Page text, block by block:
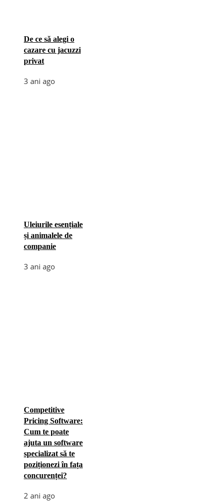
De ce să alegi o
cazare cu jacuzzi
privat
3 ani ago
Uleiurile esențiale
și animalele de
companie
3 ani ago
Competitive
Pricing Software:
Cum te poate
ajuta un software
specializat să te
poziționezi în fața
concurenței?
2 ani ago